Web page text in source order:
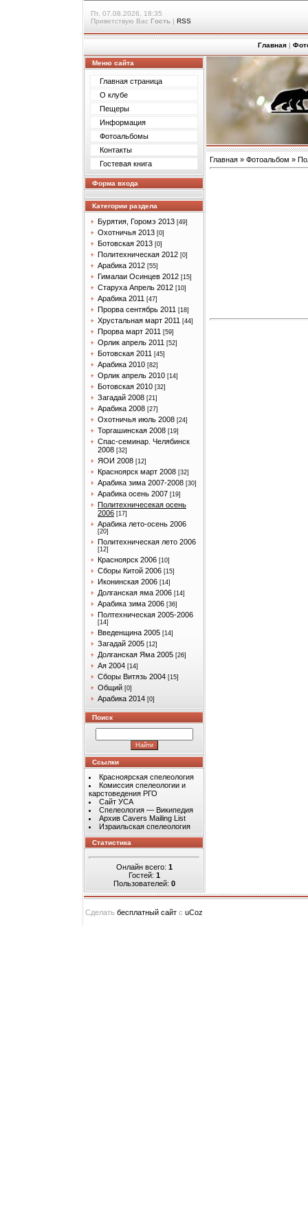
Пт, 07.08.2026, 18:35
Приветствую Вас Гость | RSS
Главная |
Меню сайта
Главная страница
О клубе
Пещеры
Информация
Фотоальбомы
Контакты
Гостевая книга
Форма входа
Категории раздела
Бурятия, Горомэ 2013 [49]
Охотничья 2013 [0]
Ботовская 2013 [0]
Политехническая 2012 [0]
Арабика 2012 [55]
Гималаи Осинцев 2012 [15]
Старуха Апрель 2012 [10]
Арабика 2011 [47]
Прорва сентябрь 2011 [18]
Хрустальная март 2011 [44]
Прорва март 2011 [59]
Орлик апрель 2011 [52]
Ботовская 2011 [45]
Арабика 2010 [82]
Орлик апрель 2010 [14]
Ботовская 2010 [32]
Загадай 2008 [21]
Арабика 2008 [27]
Охотничья июль 2008 [24]
Торгашинская 2008 [19]
Спас-семинар. Челябинск
2008 [32]
ЯОИ 2008 [12]
Красноярск март 2008 [32]
Арабика зима 2007-2008 [30]
Арабика осень 2007 [19]
Политехничесекая осень
2006 [17]
Арабика лето-осень 2006
[20]
Политехническая лето 2006
[12]
Красноярск 2006 [10]
Сборы Китой 2006 [15]
Иконинская 2006 [14]
Долганская яма 2006 [14]
Арабика зима 2006 [36]
Полтехническая 2005-2006
[14]
Введенщина 2005 [14]
Загадай 2005 [12]
Долганская Яма 2005 [26]
Ая 2004 [14]
Сборы Витязь 2004 [15]
Общий [0]
Арабика 2014 [0]
Поиск
Ссылки
Красноярская спелеология
Комиссия спелеологии и
карстоведения РГО
Сайт УСА
Спелеология — Википедия
Архив Cavers Mailing List
Израильская спелеология
Статистика
Онлайн всего: 1
Гостей: 1
Пользователей: 0
Главная » Фотоальбом »
Сделать бесплатный сайт с uCoz